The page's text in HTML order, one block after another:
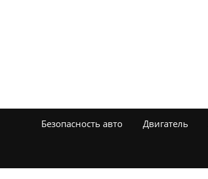
Безопасность авто Двигатель